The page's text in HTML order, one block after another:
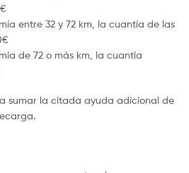
entre 32 y 72 km, la cuantía de las
de 72 o más km, la cuantía
sumar la citada ayuda adicional de